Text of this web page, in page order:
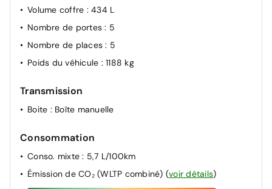
Volume coffre : 434 L
Nombre de portes: 5
Nombre de places: 5
Poids du véhicule : 1188 kg
Transmission
Boite : Boîte manuelle
Consommation
Conso. mixte: 5,7 L/100km
Émission de CO₂ (WLTP combiné) (voir détails)